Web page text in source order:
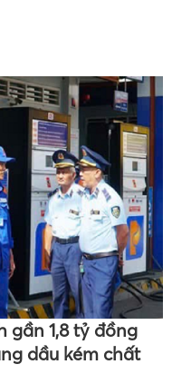
gần 1,8 tỷ đồng
dầu kém chất